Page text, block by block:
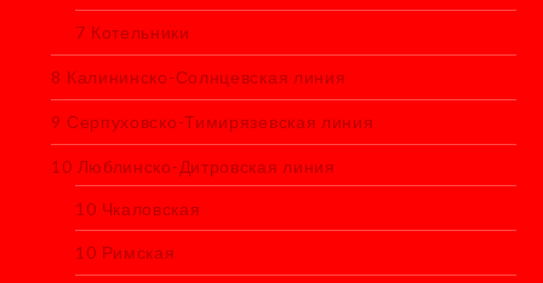
7 Котельники
8 Калининско-Солнцевская линия
9 Серпуховско-Тимирязевская линия
10 Люблинско-Дитровская линия
10 Чкаловская
10 Римская